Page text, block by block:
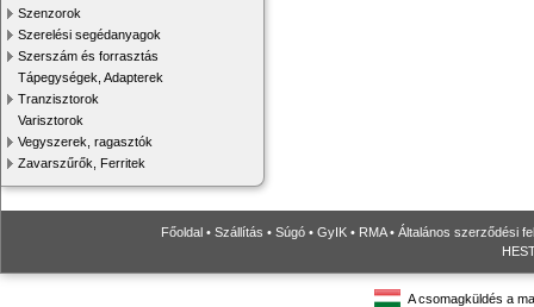
Szenzorok
Szerelési segédanyagok
Szerszám és forrasztás
Tápegységek, Adapterek
Tranzisztorok
Varisztorok
Vegyszerek, ragasztók
Zavarszűrők, Ferritek
Főoldal • Szállítás • Súgó • GyIK • RMA• Általános szerződési
A csomagküldés a